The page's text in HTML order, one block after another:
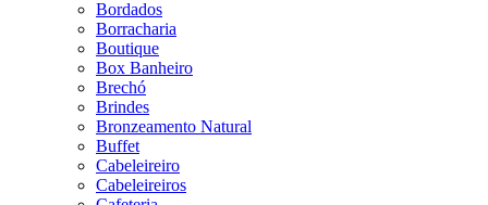
Bordados
Borracharia
Boutique
Box Banheiro
Brechó
Brindes
Bronzeamento Natural
Buffet
Cabeleireiro
Cabeleireiros